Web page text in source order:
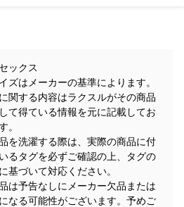
ックス
ズはメーカーの基準によります。
関する内容はラクスルがその商品
て得ている情報を元に記載してお
。
品を洗濯する際は、実際の商品に付
るタグを必ずご確認の上、タグの
基づいて対応ください。
品は予告なしにメーカー欠品または
なる可能性がございます。予めご